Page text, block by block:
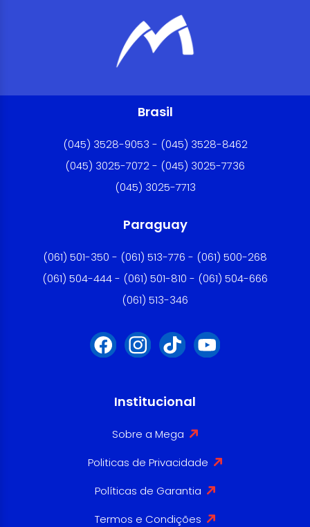
Brasil
(045) 3528-9053 - (045) 3528-8462
(045) 3025-7072 - (045) 3025-7736
(045) 3025-7713
Paraguay
(061) 501-350 - (061) 513-776 - (061) 500-268
(061) 504-444 - (061) 501-810 - (061) 504-666
(061) 513-346
Institucional
Sobre a Mega
Politicas de Privacidade
Políticas de Garantia
Termos e Condições